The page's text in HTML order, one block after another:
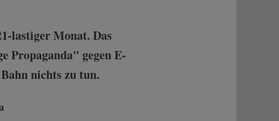
lastiger Monat. Das
Propaganda" gegen E-
nichts zu tun.